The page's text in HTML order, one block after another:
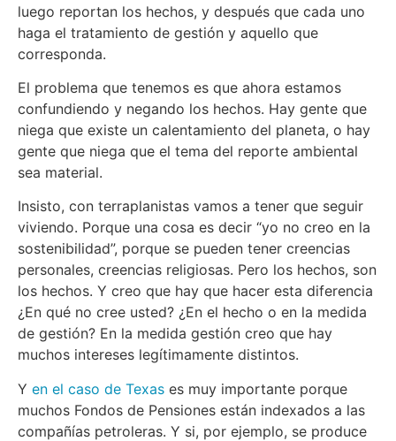
luego reportan los hechos, y después que cada uno
haga el tratamiento de gestión y aquello que
corresponda.
El problema que tenemos es que ahora estamos
confundiendo y negando los hechos. Hay gente que
niega que existe un calentamiento del planeta, o hay
gente que niega que el tema del reporte ambiental
sea material.
Insisto, con terraplanistas vamos a tener que seguir
viviendo. Porque una cosa es decir “yo no creo en la
sostenibilidad”, porque se pueden tener creencias
personales, creencias religiosas. Pero los hechos, son
los hechos. Y creo que hay que hacer esta diferencia
¿En qué no cree usted? ¿En el hecho o en la medida
de gestión? En la medida gestión creo que hay
muchos intereses legítimamente distintos.
Y en el caso de Texas es muy importante porque
muchos Fondos de Pensiones están indexados a las
compañías petroleras. Y si, por ejemplo, se produce